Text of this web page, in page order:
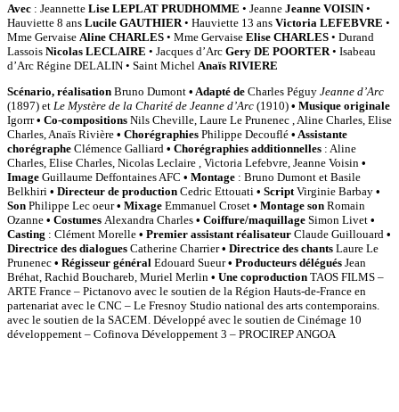
Avec : Jeannette Lise LEPLAT PRUDHOMME • Jeanne Jeanne VOISIN•
Hauviette 8 ans Lucile GAUTHIER • Hauviette 13 ans Victoria LEFEBVRE •
Mme Gervaise Aline CHARLES • Mme Gervaise Elise CHARLES • Durand
Lassois Nicolas LECLAIRE • Jacques d’Arc Gery DE POORTER • Isabeau
d’Arc Régine DELALIN • Saint Michel Anaïs RIVIERE
Scénario, réalisation Bruno Dumont • Adapté de Charles Péguy Jeanne d’Arc
(1897) et Le Mystère de la Charité de Jeanne d’Arc (1910) • Musique originale
Igorrr• Co-compositions Nils Cheville, Laure Le Prunenec , Aline Charles, Elise
Charles, Anaïs Rivière • Chorégraphies Philippe Decouflé • Assistante
chorégraphe Clémence Galliard • Chorégraphies additionnelles : Aline
Charles, Elise Charles, Nicolas Leclaire , Victoria Lefebvre, Jeanne Voisin •
Image Guillaume Deffontaines AFC • Montage : Bruno Dumont et Basile
Belkhiri • Directeur de production Cedric Ettouati • Script Virginie Barbay •
Son Philippe Lec oeur• Mixage Emmanuel Croset • Montage son Romain
Ozanne • Costumes Alexandra Charles • Coiffure/maquillage Simon Livet •
Casting : Clément Morelle • Premier assistant réalisateur Claude Guillouard •
Directrice des dialogues Catherine Charrier• Directrice des chants Laure Le
Prunenec • Régisseur général Edouard Sueur• Producteurs délégués Jean
Bréhat, Rachid Bouchareb, Muriel Merlin • Une coproduction TAOS FILMS –
ARTE France – Pictanovo avec le soutien de la Région Hauts-de-France en
partenariat avec le CNC – Le Fresnoy Studio national des arts contemporains.
avec le soutien de la SACEM. Développé avec le soutien de Cinémage 10
développement – Cofinova Développement 3 – PROCIREP ANGOA